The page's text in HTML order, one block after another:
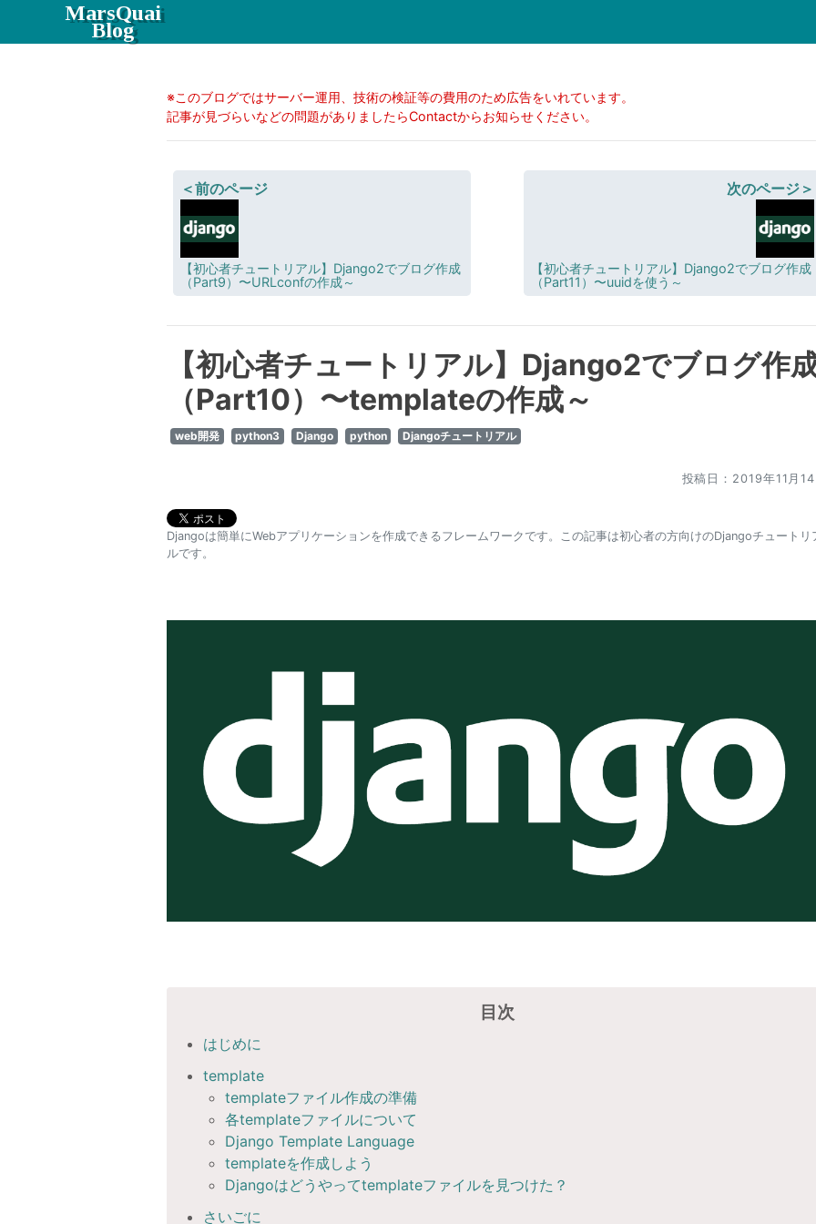
MarsQuai
Blog
※このブログではサーバー運用、技術の検証等の費用のため広告をいれています。
記事が見づらいなどの問題がありましたらContactからお知らせください。
＜前のページ
【初心者チュートリアル】Django2でブログ作成
（Part9）〜URLconfの作成～
次のページ＞
【初心者チュートリアル】Django2でブログ作成
（Part11）〜uuidを使う～
【初心者チュートリアル】Django2でブログ作
（Part10）〜templateの作成～
web開発 python3 Django python Djangoチュートリアル
投稿日：2019年11月
Djangoは簡単にWebアプリケーションを作成できるフレームワークです。この記事は初心者の方向けのDjangoチュートリ
ルです。
目次
はじめに
template
templateファイル作成の準備
各templateファイルについて
Django Template Language
templateを作成しよう
Djangoはどうやってtemplateファイルを見つけた？
さいごに